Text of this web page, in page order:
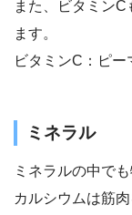
また、ビタミン
ます。
ビタミンC：ピ
ミネラル
ミネラルの中で
カルシウムは筋